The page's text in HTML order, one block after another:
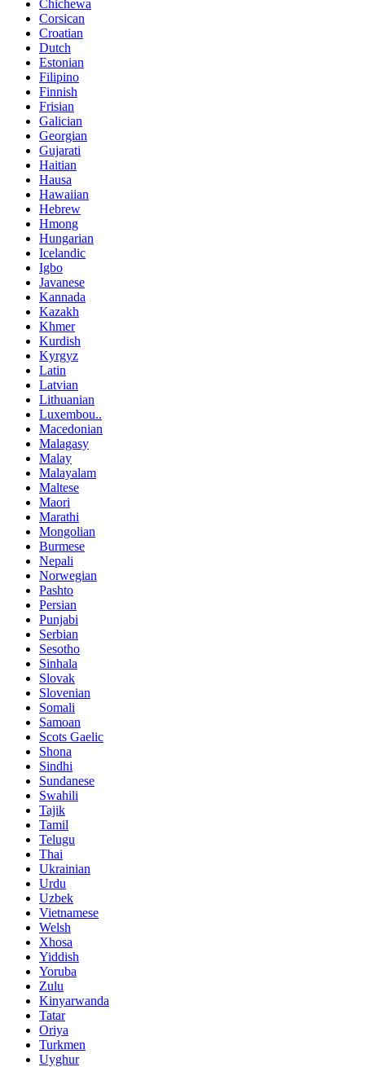
Chichewa
Corsican
Croatian
Dutch
Estonian
Filipino
Finnish
Frisian
Galician
Georgian
Gujarati
Haitian
Hausa
Hawaiian
Hebrew
Hmong
Hungarian
Icelandic
Igbo
Javanese
Kannada
Kazakh
Khmer
Kurdish
Kyrgyz
Latin
Latvian
Lithuanian
Luxembou..
Macedonian
Malagasy
Malay
Malayalam
Maltese
Maori
Marathi
Mongolian
Burmese
Nepali
Norwegian
Pashto
Persian
Punjabi
Serbian
Sesotho
Sinhala
Slovak
Slovenian
Somali
Samoan
Scots Gaelic
Shona
Sindhi
Sundanese
Swahili
Tajik
Tamil
Telugu
Thai
Ukrainian
Urdu
Uzbek
Vietnamese
Welsh
Xhosa
Yiddish
Yoruba
Zulu
Kinyarwanda
Tatar
Oriya
Turkmen
Uyghur